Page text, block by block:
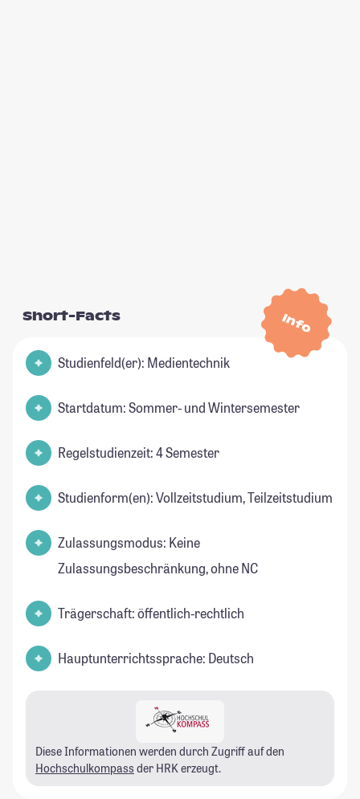
Info
Short-Facts
Studienfeld(er): Medientechnik
Startdatum: Sommer- und Wintersemester
Regelstudienzeit: 4 Semester
Studienform(en): Vollzeitstudium, Teilzeitstudium
Zulassungsmodus: Keine
Zulassungsbeschränkung, ohne NC
Trägerschaft: öffentlich-rechtlich
Hauptunterrichtssprache: Deutsch
Diese Informationen werden durch Zugriff auf den
Hochschulkompass der HRK erzeugt.